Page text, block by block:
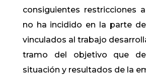
consiguientes restricciones
no ha incidido en la parte
vinculados al trabajo
tramo del objetivo que
situación y resultados de la